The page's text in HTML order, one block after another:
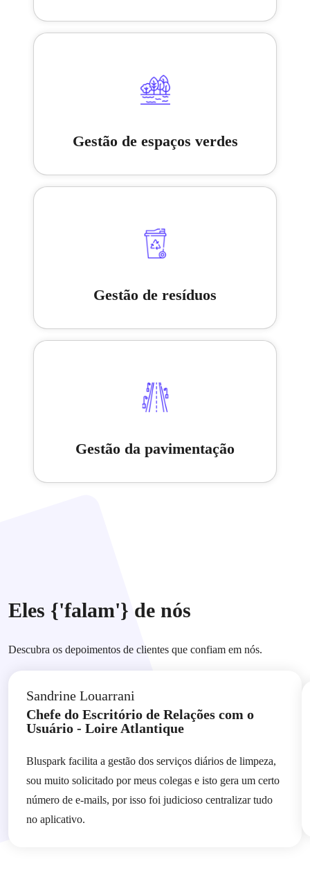
Gestão de espaços verdes
Gestão de resíduos
Gestão da pavimentação
Eles {'falam'} de nós
Descubra os depoimentos de clientes que confiam em nós.
Sandrine Louarrani
Chefe do Escritório de Relações com o
Usuário - Loire Atlantique
Bluspark facilita a gestão dos serviços diários de limpeza,
sou muito solicitado por meus colegas e isto gera um certo
número de e-mails, por isso foi judicioso centralizar tudo
no aplicativo.